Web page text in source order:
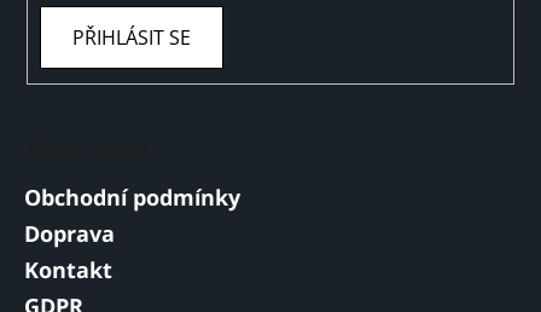
PŘIHLÁSIT SE
Obchodní podmínky
Doprava
Kontakt
GDPR